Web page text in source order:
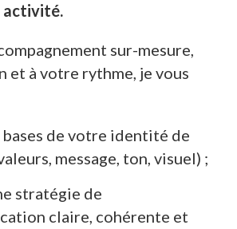
activité.
sur-mesure,
et à votre rythme, je vous
bases de votre identité de
message, ton, visuel) ;
stratégie de
claire, cohérente et